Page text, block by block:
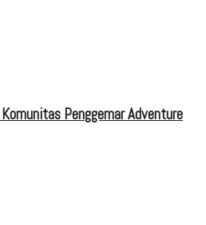
Penggemar Adventure